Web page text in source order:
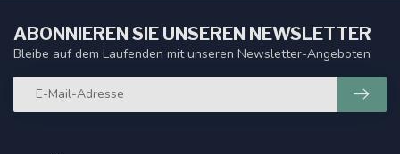
ABONNIEREN SIE UNSEREN NEWSLETTER
Bleibe auf dem Laufenden mit unseren Newsletter-Angeboten